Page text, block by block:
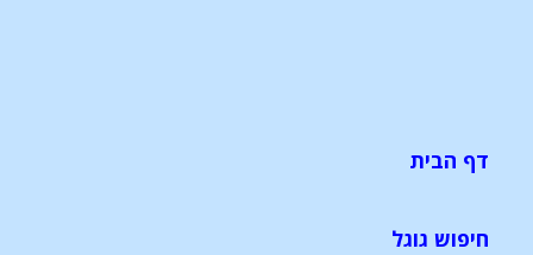
דף הבית
חיפוש גוגל